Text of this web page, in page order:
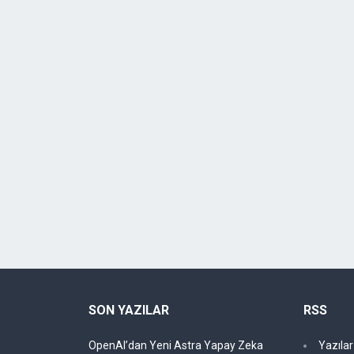
SON YAZILAR
OpenAI’dan Yeni Astra Yapay Zeka
RSS